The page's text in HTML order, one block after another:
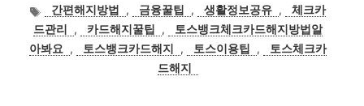
태
그
간편해지방법 , 금융꿀팁 , 생활정보공유 ,
체크카
드관리
, 카드해지꿀팁 ,
토스뱅크체크카드해지방법알
아봐요
, 토스뱅크카드해지 , 토스이용팁 ,
토스체크카
드해지